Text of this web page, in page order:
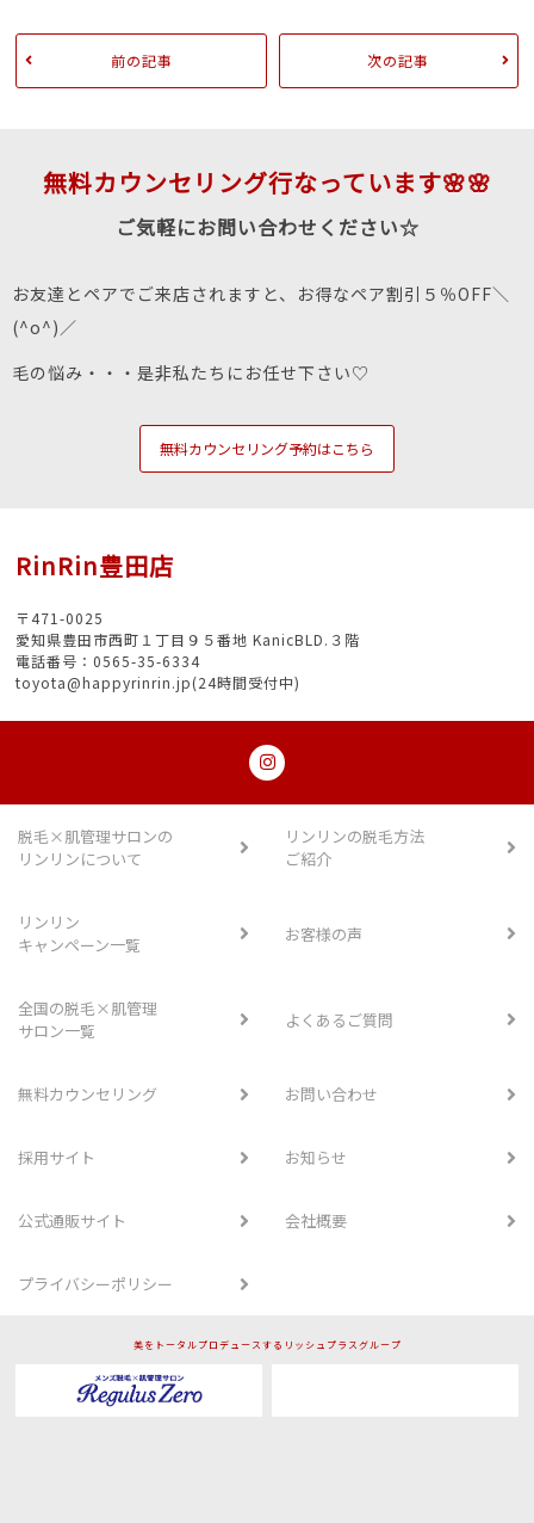
前の記事 次の記事
無料カウンセリング行なっています🌸🌸
ご気軽にお問い合わせください☆
お友達とペアでご来店されますと、お得なペア割引５％OFF＼
(^o^)／
毛の悩み・・・是非私たちにお任せ下さい♡
無料カウンセリング予約はこちら
RinRin豊田店
〒471-0025
愛知県豊田市西町１丁目９５番地 KanicBLD.３階
電話番号：0565-35-6334
toyota@happyrinrin.jp(24時間受付中)
脱毛×肌管理サロンの
リンリンについて
リンリンの脱毛方法
ご紹介
リンリン
キャンペーン一覧
お客様の声
全国の脱毛×肌管理
サロン一覧
よくあるご質問
無料カウンセリング お問い合わせ
採用サイト お知らせ
公式通販サイト 会社概要
プライバシーポリシー
美をトータルプロデュースするリッシュプラスグループ